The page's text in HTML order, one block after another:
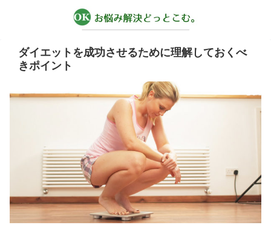
ダイエットを成功させるために理解しておくべ
きポイント